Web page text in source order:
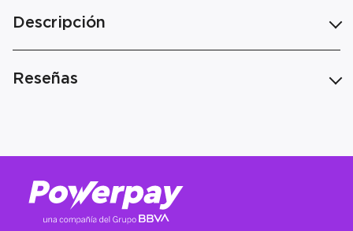
Descripción
Reseñas